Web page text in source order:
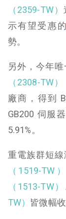
（2359-TW）
示有望受惠的
勢。
另外，今年
（2308-TW）
廠商，得到
GB200 伺服
5.91%。
重電族群短
（1519-TW）
（1513-TW）
TW） 皆微幅收